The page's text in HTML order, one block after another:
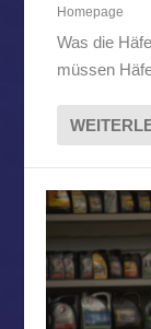
Homepage
Was die
müssen